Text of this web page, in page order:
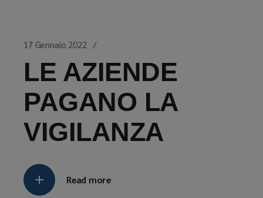
17 Gennaio 2022
LE AZIENDE
PAGANO LA
VIGILANZA
Read more